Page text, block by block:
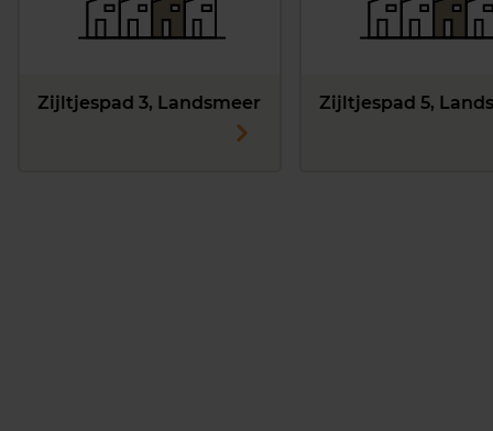
Zijltjespad 3, Landsmeer Zijltjespad 5,